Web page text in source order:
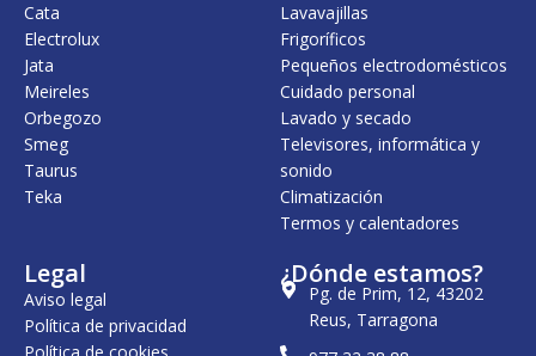
,
0
€
.
Cata
Electrolux
Jata
Meireles
Orbegozo
Smeg
Taurus
Teka
Lavavajillas
Frigoríficos
Pequeños electrodomésticos
Cuidado personal
Lavado y secado
Televisores, informática y
sonido
Climatización
Termos y calentadores
Legal
Aviso legal
Política de privacidad
¿Dónde estamos?
Pg. de Prim, 12, 43202
Reus, Tarragona